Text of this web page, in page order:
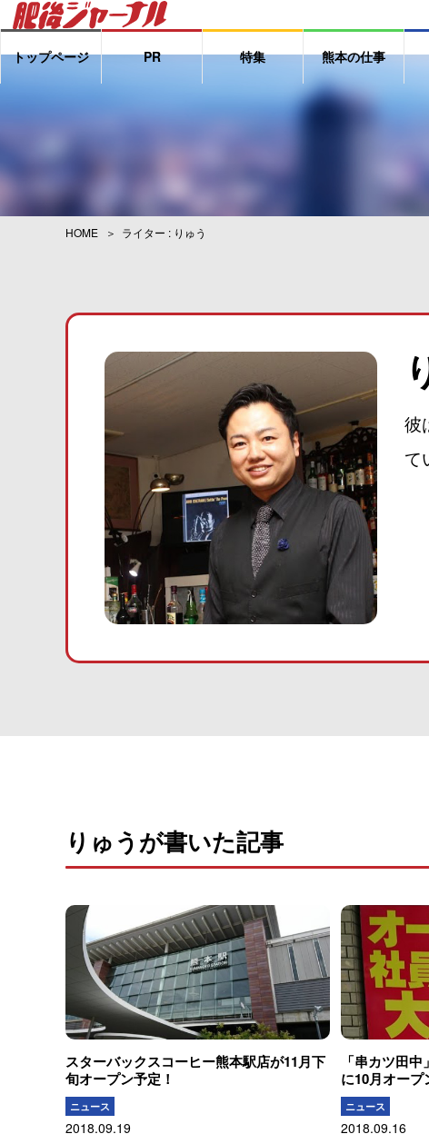
トップページ PR 特集 熊本の仕事
HOME ライター : りゅう
彼
て
りゅうが書いた記事
スターバックスコーヒー熊本駅店が11月下
旬オープン予定！
ニュース
2018.09.19
「串カツ田
に10月オープ
ニュース
2018.09.16